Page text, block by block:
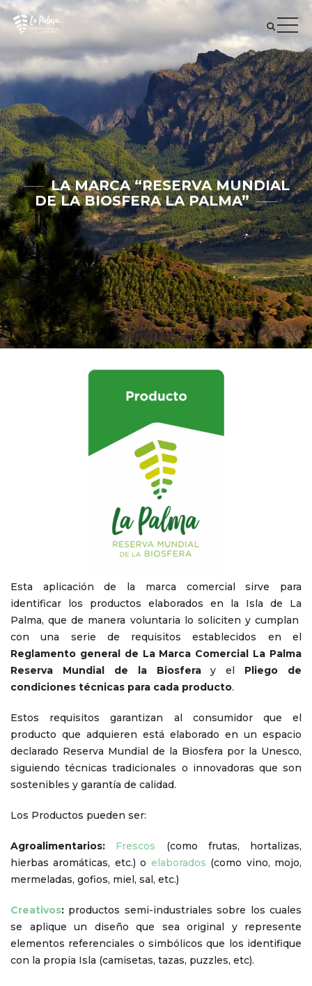
LA MARCA “RESERVA MUNDIAL
DE LA BIOSFERA LA PALMA”
Esta aplicación de la marca comercial sirve para
identificar los productos elaborados en la Isla de La
Palma, que de manera voluntaria lo soliciten y cumplan
con una serie de requisitos establecidos en el
Reglamento general de La Marca Comercial La Palma
Reserva Mundial de la Biosferay el Pliego de
condiciones técnicas para cada producto.
Estos requisitos garantizan al consumidor que el
producto que adquieren está elaborado en un espacio
declarado Reserva Mundial de la Biosfera por la Unesco,
siguiendo técnicas tradicionales o innovadoras que son
sostenibles y garantía de calidad.
Los Productos pueden ser:
Agroalimentarios: Frescos (como frutas, hortalizas,
hierbas aromáticas, etc.) o elaborados (como vino, mojo,
mermeladas, gofios, miel, sal, etc.)
Creativos: productos semi-industriales sobre los cuales
se aplique un diseño que sea original y represente
elementos referenciales o simbólicos que los identifique
con la propia Isla (camisetas, tazas, puzzles, etc).